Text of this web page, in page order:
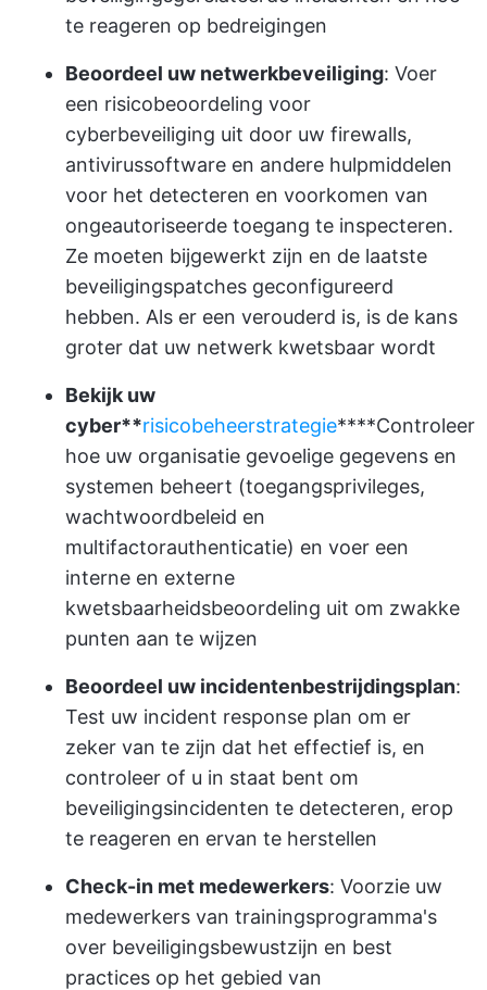
te reageren op bedreigingen
Beoordeel uw netwerkbeveiliging: Voer
een risicobeoordeling voor
cyberbeveiliging uit door uw firewalls,
antivirussoftware en andere hulpmiddelen
voor het detecteren en voorkomen van
ongeautoriseerde toegang te inspecteren.
Ze moeten bijgewerkt zijn en de laatste
beveiligingspatches geconfigureerd
hebben. Als er een verouderd is, is de kans
groter dat uw netwerk kwetsbaar wordt
Bekijk uw
cyber**risicobeheerstrategie****Controleer
hoe uw organisatie gevoelige gegevens en
systemen beheert (toegangsprivileges,
wachtwoordbeleid en
multifactorauthenticatie) en voer een
interne en externe
kwetsbaarheidsbeoordeling uit om zwakke
punten aan te wijzen
Beoordeel uw incidentenbestrijdingsplan:
Test uw incident response plan om er
zeker van te zijn dat het effectief is, en
controleer of u in staat bent om
beveiligingsincidenten te detecteren, erop
te reageren en ervan te herstellen
Check-in met medewerkers: Voorzie uw
medewerkers van trainingsprogramma's
over beveiligingsbewustzijn en best
practices op het gebied van